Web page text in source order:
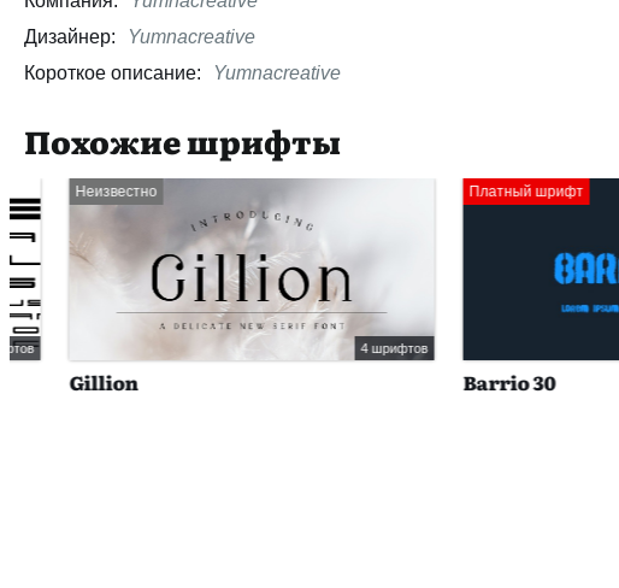
Дизайнер:
Yumnacreative
Короткое описание:
Yumnacreative
Похожие шрифты
Неизвестно
4 шрифтов
Gillion
Платный шрифт
Barrio 30